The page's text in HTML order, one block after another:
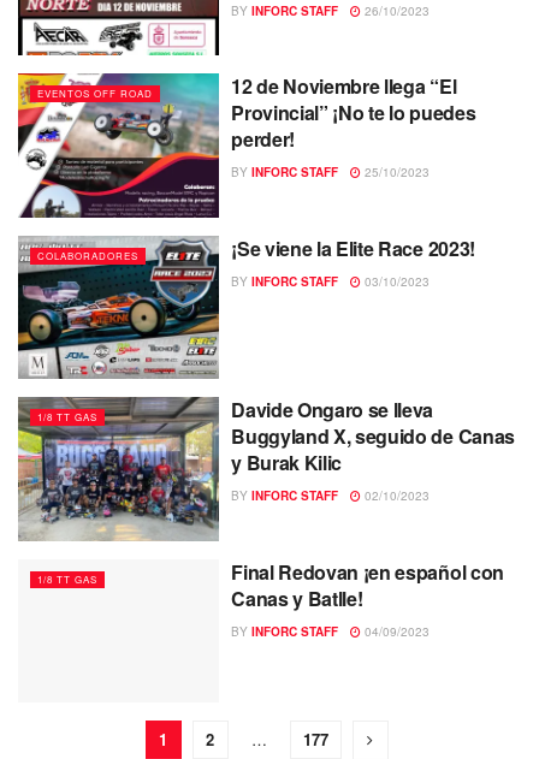
BY INFORC STAFF 26/10/2023
EVENTOS OFF ROAD
12 de Noviembre llega “El
Provincial” ¡No te lo puedes
perder!
BY INFORC STAFF 25/10/2023
COLABORADORES ¡Se viene la Elite Race 2023!
BY INFORC STAFF 03/10/2023
1/8 TT GAS
Davide Ongaro se lleva
Buggyland X, seguido de Canas
y Burak Kilic
BY INFORC STAFF 02/10/2023
1/8 TT GAS
Final Redovan ¡en español con
Canas y Batlle!
BY INFORC STAFF 04/09/2023
1 2 … 177